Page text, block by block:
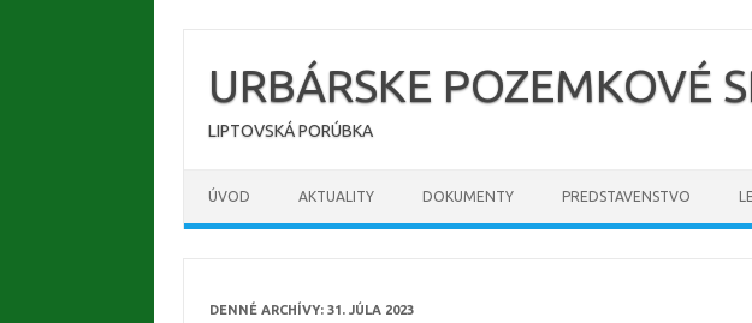
obsahURBÁRSKE POZEMKOVÉ
LIPTOVSKÁ PORÚBKA
ÚVOD AKTUALITY DOKUMENTY PREDSTAVENSTVO
DENNÉ ARCHÍVY: 31. JÚLA 2023